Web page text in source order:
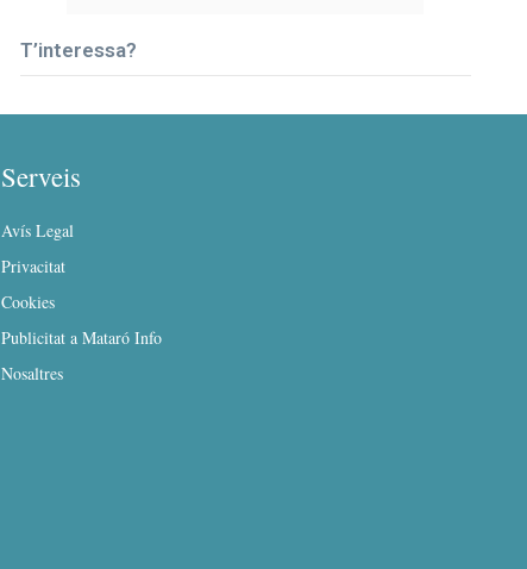
T’interessa?
Serveis
Avís Legal
Privacitat
Cookies
Publicitat a Mataró Info
Nosaltres